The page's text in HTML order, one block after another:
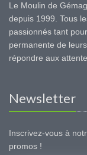
Le Moulin de
depuis 1999. Tous
passionnés tant
permanente de
répondre aux
Newsletter
Inscrivez-vous à
promos !